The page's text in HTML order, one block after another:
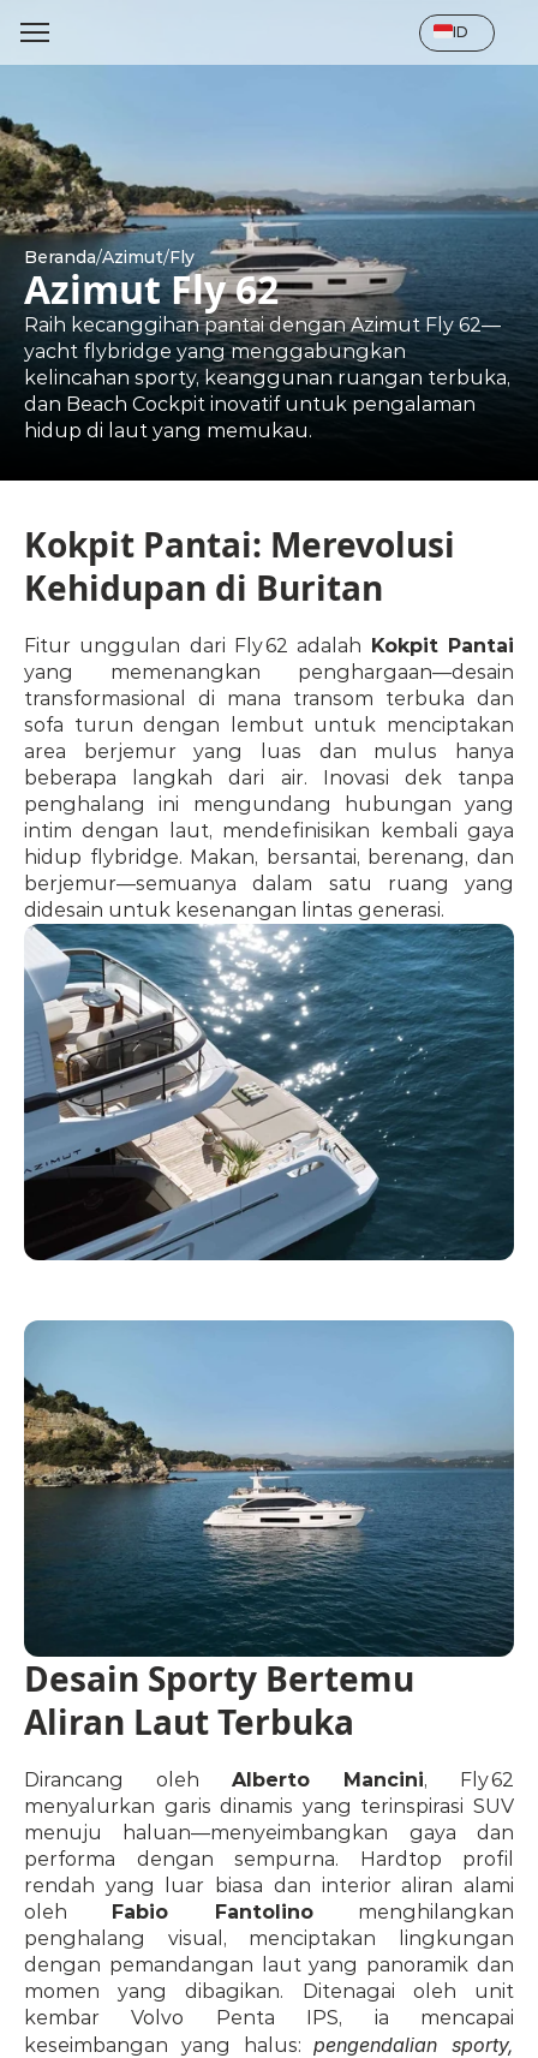
Select Language
ID
Beranda/Azimut/Fly
Azimut Fly 62
Raih kecanggihan pantai dengan Azimut Fly 62—
yacht flybridge yang menggabungkan
kelincahan sporty, keanggunan ruangan terbuka,
dan Beach Cockpit inovatif untuk pengalaman
hidup di laut yang memukau.
Kokpit Pantai: Merevolusi
Kehidupan di Buritan
Fitur unggulan dari Fly 62 adalah Kokpit Pantai
yang memenangkan penghargaan—desain
transformasional di mana transom terbuka dan
sofa turun dengan lembut untuk menciptakan
area berjemur yang luas dan mulus hanya
beberapa langkah dari air. Inovasi dek tanpa
penghalang ini mengundang hubungan yang
intim dengan laut, mendefinisikan kembali gaya
hidup flybridge. Makan, bersantai, berenang, dan
berjemur—semuanya dalam satu ruang yang
didesain untuk kesenangan lintas generasi.
Desain Sporty Bertemu
Aliran Laut Terbuka
Dirancang oleh Alberto Mancini, Fly 62
menyalurkan garis dinamis yang terinspirasi SUV
menuju haluan—menyeimbangkan gaya dan
performa dengan sempurna. Hardtop profil
rendah yang luar biasa dan interior aliran alami
oleh Fabio Fantolino menghilangkan
penghalang visual, menciptakan lingkungan
dengan pemandangan laut yang panoramik dan
momen yang dibagikan. Ditenagai oleh unit
kembar Volvo Penta IPS, ia mencapai
keseimbangan yang halus: pengendalian sporty,